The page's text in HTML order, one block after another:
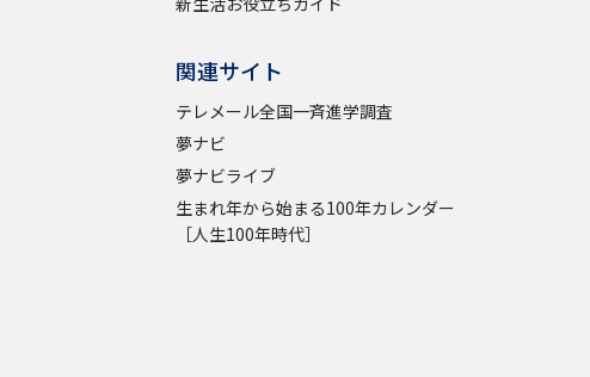
このサイトについて
関連サイト
テレメール全国一斉進学調査
夢ナビ
夢ナビライブ
生まれ年から始まる100年カレンダー
［人生100年時代］